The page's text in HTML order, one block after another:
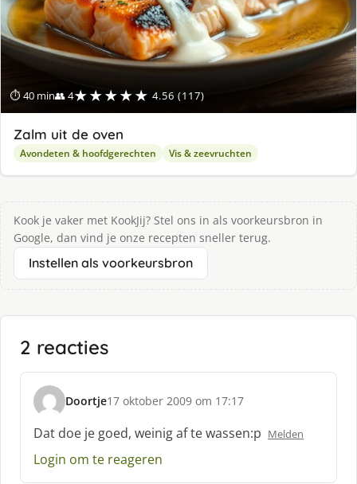
⏱ 40 min👥 4★★★★★ 4.56 (117)
Zalm uit de oven
Avondeten & hoofdgerechten Vis & zeevruchten
Kook je vaker met KookJij? Stel ons in als voorkeursbron in
Google, dan vind je onze recepten sneller terug.
Instellen als voorkeursbron
2 reacties
Doortje
s
c
h
r
17 oktober 2009 om 17:17
Dat doe je goed, weinig af te wassen:p Melden
Login om te reageren